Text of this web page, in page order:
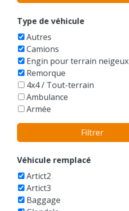
BMW
Bobcat
Bucegi
Buell
Bugatti
Buick
Cadillac
Caterham
Caterpillar
Champion
Chrysler
Citroen
Dacia
Daewoo
Type de véhicule
Autres
Camions
Engin pour terrain neigeux
Remorque
4x4 / Tout-terrain
Ambulance
Armée
Auto-tamponneuse
Balayeuse
Bateaux
Bicyclettes
Break
Buggy
Filtrer
Véhicule remplacé
Artict2
Artict3
Baggage